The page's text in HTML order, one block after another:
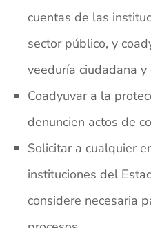
cuentas de las
sector público, y
veeduría ciudadana y
Coadyuvar a la
denuncien actos de
Solicitar a cualquier
instituciones del
considere necesaria